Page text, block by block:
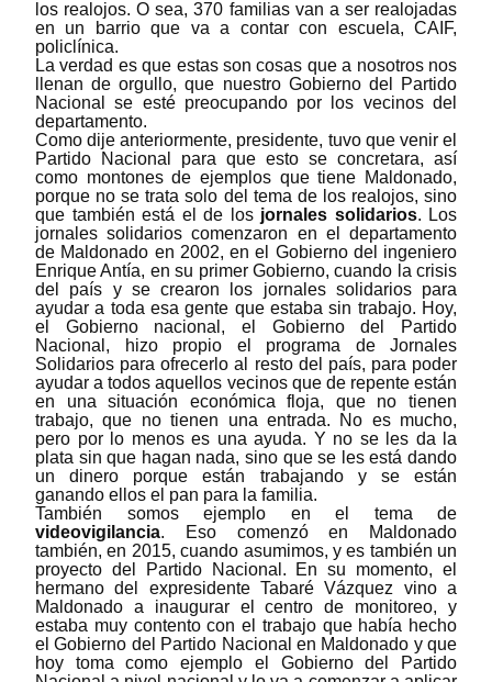
los realojos. O sea, 370 familias van a ser realojadas
en un barrio que va a contar con escuela, CAIF,
policlínica.
La verdad es que estas son cosas que a nosotros nos
llenan de orgullo, que nuestro Gobierno del Partido
Nacional se esté preocupando por los vecinos del
departamento.
Como dije anteriormente, presidente, tuvo que venir el
Partido Nacional para que esto se concretara, así
como montones de ejemplos que tiene Maldonado,
porque no se trata solo del tema de los realojos, sino
que también está el de los jornales solidarios. Los
jornales solidarios comenzaron en el departamento
de Maldonado en 2002, en el Gobierno del ingeniero
Enrique Antía, en su primer Gobierno, cuando la crisis
del país y se crearon los jornales solidarios para
ayudar a toda esa gente que estaba sin trabajo. Hoy,
el Gobierno nacional, el Gobierno del Partido
Nacional, hizo propio el programa de Jornales
Solidarios para ofrecerlo al resto del país, para poder
ayudar a todos aquellos vecinos que de repente están
en una situación económica floja, que no tienen
trabajo, que no tienen una entrada. No es mucho,
pero por lo menos es una ayuda. Y no se les da la
plata sin que hagan nada, sino que se les está dando
un dinero porque están trabajando y se están
ganando ellos el pan para la familia.
También somos ejemplo en el tema de
videovigilancia. Eso comenzó en Maldonado
también, en 2015, cuando asumimos, y es también un
proyecto del Partido Nacional. En su momento, el
hermano del expresidente Tabaré Vázquez vino a
Maldonado a inaugurar el centro de monitoreo, y
estaba muy contento con el trabajo que había hecho
el Gobierno del Partido Nacional en Maldonado y que
hoy toma como ejemplo el Gobierno del Partido